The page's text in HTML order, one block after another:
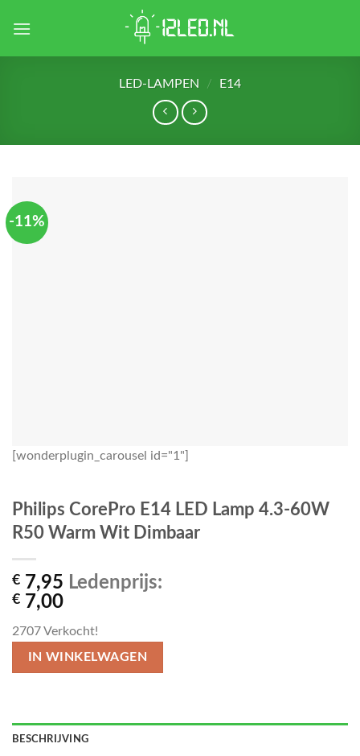
LED-LAMPEN / E14
-11%
[wonderplugin_carousel id="1"]
Philips CorePro E14 LED Lamp 4.3-60W
R50 Warm Wit Dimbaar
€ 7,95 Ledenprijs:
€ 7,00
2707Verkocht!
IN WINKELWAGEN
BESCHRIJVING